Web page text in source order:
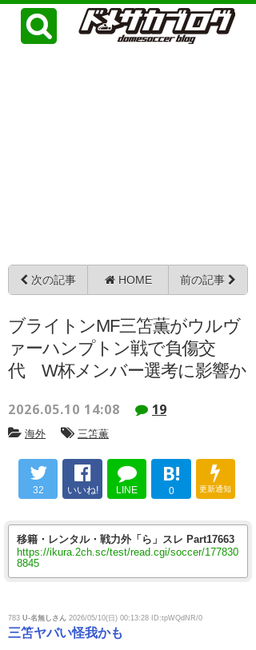
次の記事 HOME 前の記事
ブライトンMF三笘薫がウルヴ
ァーハンプトン戦で負傷交
代 W杯メンバー選考に影響か
2026.05.10 14:08 19
海外 三笘薫
32 いいね! LINE
B!
0 更新通知
移籍・レンタル・戦力外「ら」スレ Part17663
https://ikura.2ch.sc/test/read.cgi/soccer/177830
8845
783 U-名無しさん 2026/05/10(日) 00:13:28 ID:tpWQdNR/0
三笘ヤバい怪我かも